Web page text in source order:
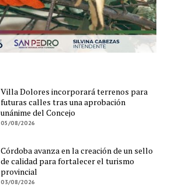
Villa Dolores incorporará terrenos para
futuras calles tras una aprobación
unánime del Concejo
05/08/2026
Córdoba avanza en la creación de un sello
de calidad para fortalecer el turismo
provincial
03/08/2026